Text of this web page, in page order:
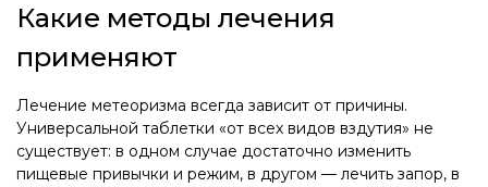
Какие методы лечения
применяют
Лечение метеоризма всегда зависит от причины.
Универсальной таблетки «от всех видов вздутия» не
существует: в одном случае достаточно изменить
пищевые привычки и режим, в другом — лечить запор, в